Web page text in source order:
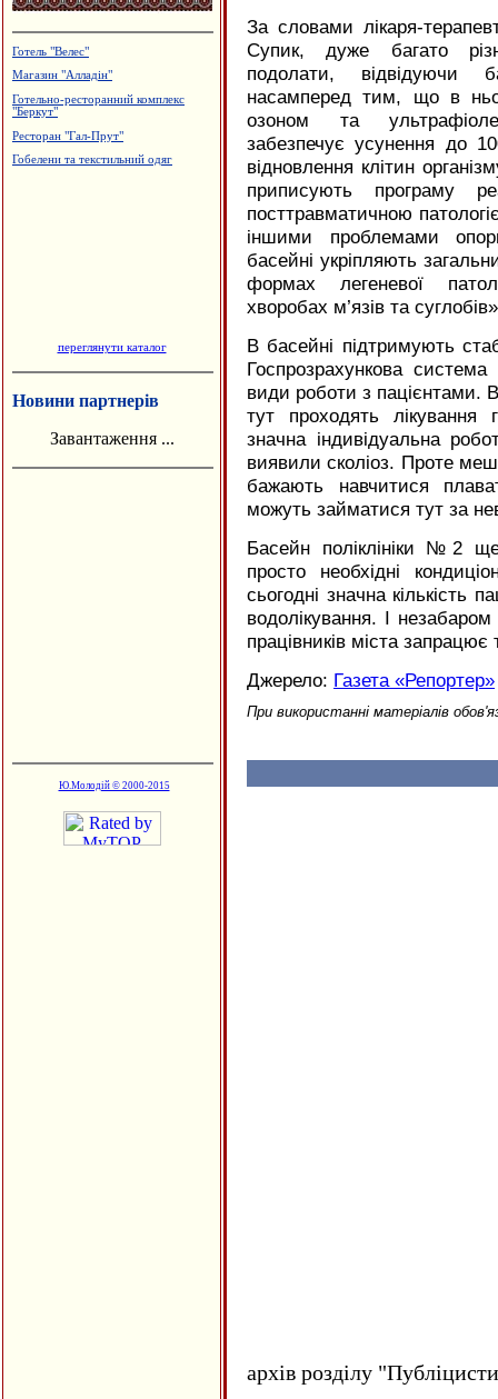
Монтаж та ремонт електропроводки
Архітектурне проектування.
Туристична агенція "Марко"
Лікувально-діагностичний центр
переглянути каталог
Новини партнерів
Завантаження ...
Ю.Молодій © 2000-2015
За словами лікаря-
Супик, дуже багато
подолати,
насамперед тим, що в
озоном та
забезпечує усунення до
відновлення клітин
приписують програму
посттравматичною
іншими проблемами
басейні укріпляють
формах легеневої
хворобах м’язів та
В басейні підтримують
Госпрозрахункова
види роботи з пацієнтами.
тут проходять лікування
значна індивідуальна
виявили сколіоз. Проте
бажають навчитися
можуть займатися тут за
Басейн поліклініки №2
просто необхідні
сьогодні значна кількість
водолікування. І
працівників міста
Джерело: Газета «Репортер»
При використанні матеріалів
архів розділу